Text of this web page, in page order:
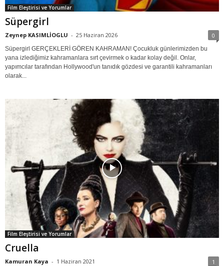
Film Eleştirisi ve Yorumlar
Süpergirl
Zeynep KASIMLİOGLU - 25 Haziran 2026 0
Süpergirl GERÇEKLERİ GÖREN KAHRAMAN! Çocukluk günlerimizden bu
yana izlediğimiz kahramanlara sırt çevirmek o kadar kolay değil. Onlar,
yapımcılar tarafından Hollywood'un tanıdık gözdesi ve garantili kahramanları
olarak...
Film Eleştirisi ve Yorumlar
Cruella
Kamuran Kaya - 1 Haziran 2021 1